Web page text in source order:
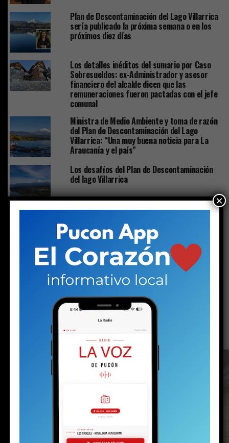
Plan de Descontaminación del Lago Villarrica
sería publicado la próxima semana o en los
próximos diez días
Los detalles inéditos del sumario por Caso
Sobresueldos: ex-Administrador y asesor
financiero del alcalde dicen que las
remuneraciones fueron pactadas con el jefe
comunal
Ministra de Medio Ambiente y toma de razón
del Plan de Descontaminación del Lago
Villarrica: “Una muy buena noticia para La
Araucanía y el país”
Los desafíos del Plan de Descontaminación
del lago Villarrica
ACTUALIDAD
Solo a los 16: la vida del joven
detenido con un arma y drogas en la
investigación por la riña escolar
2 días atrás
×